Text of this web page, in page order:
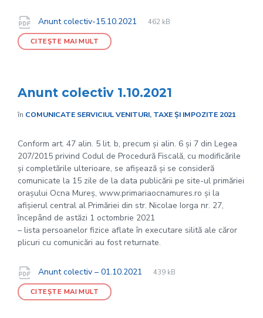
Documente
Anunt colectiv-15.10.2021
File
pdf
File
462 kB
CITEȘTE MAI MULT
Anunt colectiv 1.10.2021
în COMUNICATE SERVICIUL VENITURI, TAXE ȘI IMPOZITE 2021
Conform art. 47 alin. 5 lit. b, precum și alin. 6 și 7 din Legea
207/2015 privind Codul de Procedură Fiscală, cu modificările
și completările ulterioare, se afișează și se consideră
comunicate la 15 zile de la data publicării pe site-ul primăriei
orașului Ocna Mureș, www.primariaocnamures.ro și la
afișierul central al Primăriei din str. Nicolae Iorga nr. 27,
începând de astăzi 1 octombrie 2021
– lista persoanelor fizice aflate în executare silită ale căror
plicuri cu comunicări au fost returnate.
Documente
Anunt colectiv – 01.10.2021
File
pdf
File
439 kB
CITEȘTE MAI MULT